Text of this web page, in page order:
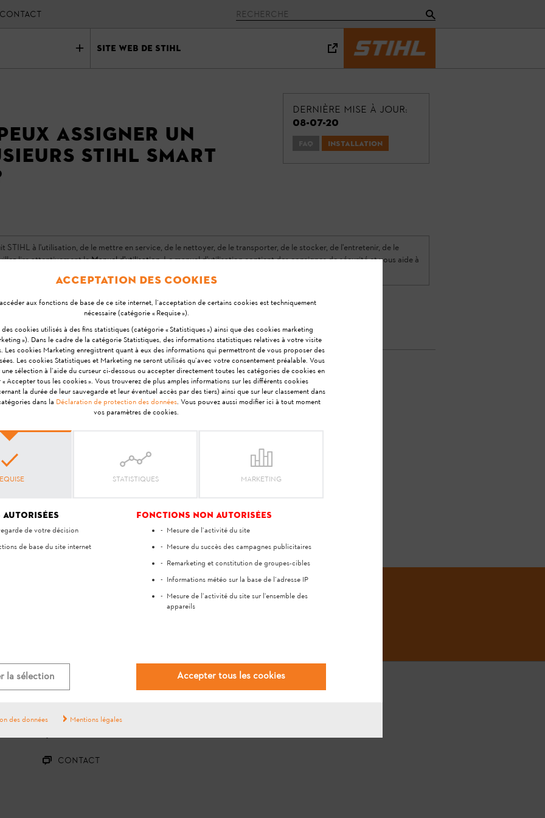
CONTACT
Site Web de STIHL
assigner un
STIHL Smart
Dernière mise à jour:
08-07-20
FAQ Installation
à l'utilisation, de le mettre en service, de le nettoyer, de le transporter, de le stocker, de l'entretenir, de le
lire attentivement leManuel d'utilisation. Le manuel d'utilisation contient des consignes de sécurité et vous aide à
et dans le respect de l'environnement tout au long de sa longue durée de vie.
STIHL Smart Connector à un produit.
Votre avis est important pour nous !
vous a-t-elle aidé ?
CONTACT
Acceptation des cookies
aux fonctions de base de ce site internet, l’acceptation de certains cookies est techniquement
nécessaire (catégorie « Requise »).
des cookies utilisés à des fins statistiques (catégorie « Statistiques ») ainsi que des cookies marketing
»). Dans le cadre de la catégorie Statistiques, des informations statistiques relatives à votre visite
Les cookies Marketing enregistrent quant à eux des informations qui permettront de vous proposer des
Les cookies Statistiques et Marketing ne seront utilisés qu’avec votre consentement préalable. Vous
sélection à l’aide du curseur ci-dessous ou accepter directement toutes les catégories de cookies en
Accepter tous les cookies ». Vous trouverez de plus amples informations sur les différents cookies
la durée de leur sauvegarde et leur éventuel accès par des tiers) ainsi que sur leur classement dans
dans la Déclaration de protection des données. Vous pouvez aussi modifier ici à tout moment
vos paramètres de cookies.
STATISTIQUES MARKETING
de votre décision
de base du site internet
Fonctions non autorisées
Mesure de l’activité du site
Mesure du succès des campagnes publicitaires
Remarketing et constitution de groupes-cibles
Informations météo sur la base de l’adresse IP
Mesure de l’activité du site sur l’ensemble des
appareils
la sélection Accepter tous les cookies
des données Mentions légales